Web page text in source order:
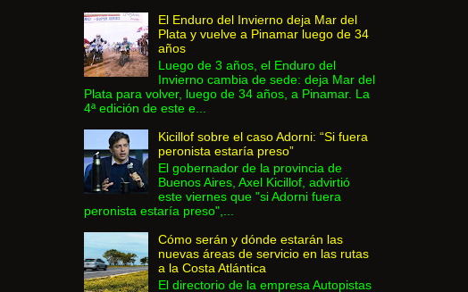
El Enduro del Invierno deja Mar del
Plata y vuelve a Pinamar luego de 34
años
Luego de 3 años, el Enduro del
Invierno cambia de sede: deja Mar del
Plata para volver, luego de 34 años, a Pinamar. La
4ª edición de este e...
Kicillof sobre el caso Adorni: “Si fuera
peronista estaría preso”
El gobernador de la provincia de
Buenos Aires, Axel Kicillof, advirtió
este viernes que "si Adorni fuera
peronista estaría preso",...
Cómo serán y dónde estarán las
nuevas áreas de servicio en las rutas
a la Costa Atlántica
El directorio de la empresa Autopistas